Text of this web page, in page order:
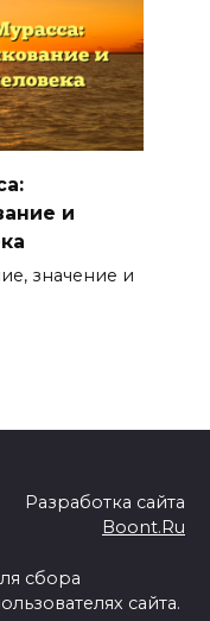
и
значение и
Разработка сайта
Boont.Ru
сбора
сайта.